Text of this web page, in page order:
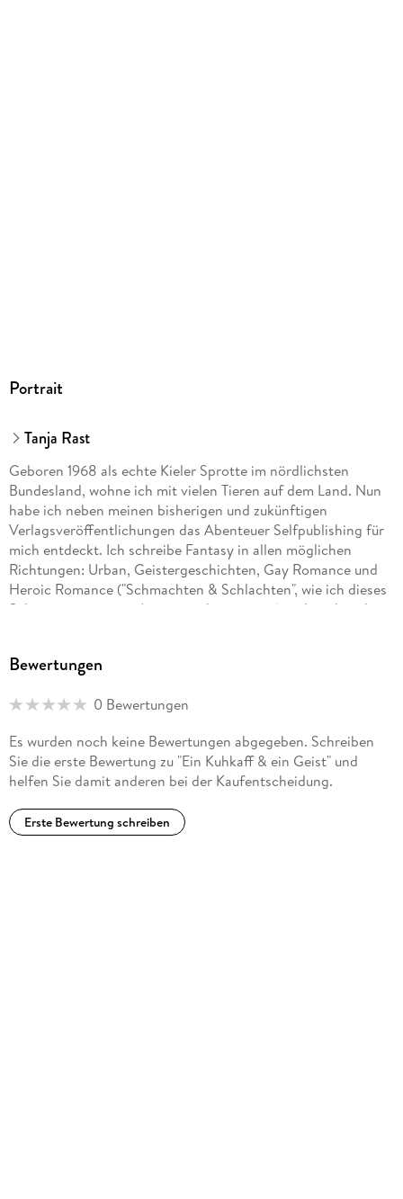
Portrait
Tanja Rast
Geboren 1968 als echte Kieler Sprotte im nördlichsten
Bundesland, wohne ich mit vielen Tieren auf dem Land. Nun
habe ich neben meinen bisherigen und zukünftigen
Verlagsveröffentlichungen das Abenteuer Selfpublishing für
mich entdeckt. Ich schreibe Fantasy in allen möglichen
Richtungen: Urban, Geistergeschichten, Gay Romance und
Heroic Romance ("Schmachten & Schlachten", wie ich dieses
Subgenre mit einem Augenzwinkern nenne) und noch viel
Bewertungen
0 Bewertungen
Es wurden noch keine Bewertungen abgegeben. Schreiben
Sie die erste Bewertung zu "Ein Kuhkaff & ein Geist" und
helfen Sie damit anderen bei der Kaufentscheidung.
Erste Bewertung schreiben